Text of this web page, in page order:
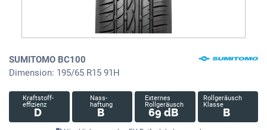
SUMITOMO BC100
Dimension: 195/65 R15 91H
Kraftstoff-
effizienz
D
Nass-
haftung
B
Externes
Rollgeräusch
69 dB
Rollgeräusch
Klasse
B